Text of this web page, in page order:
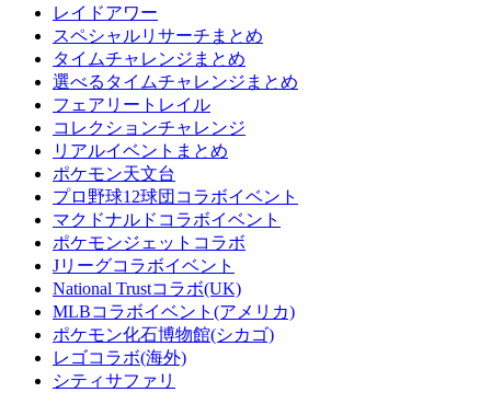
レイドアワー
スペシャルリサーチまとめ
タイムチャレンジまとめ
選べるタイムチャレンジまとめ
フェアリートレイル
コレクションチャレンジ
リアルイベントまとめ
ポケモン天文台
プロ野球12球団コラボイベント
マクドナルドコラボイベント
ポケモンジェットコラボ
Jリーグコラボイベント
National Trustコラボ(UK)
MLBコラボイベント(アメリカ)
ポケモン化石博物館(シカゴ)
レゴコラボ(海外)
シティサファリ